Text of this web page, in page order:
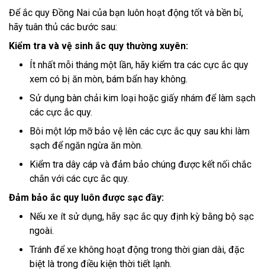
Để ắc quy Đồng Nai của bạn luôn hoạt động tốt và bền bỉ,
hãy tuân thủ các bước sau:
Kiểm tra và vệ sinh ắc quy thường xuyên:
Ít nhất mỗi tháng một lần, hãy kiểm tra các cực ắc quy
xem có bị ăn mòn, bám bẩn hay không.
Sử dụng bàn chải kim loại hoặc giấy nhám để làm sạch
các cực ắc quy.
Bôi một lớp mỡ bảo vệ lên các cực ắc quy sau khi làm
sạch để ngăn ngừa ăn mòn.
Kiểm tra dây cáp và đảm bảo chúng được kết nối chắc
chắn với các cực ắc quy.
Đảm bảo ắc quy luôn được sạc đầy:
Nếu xe ít sử dụng, hãy sạc ắc quy định kỳ bằng bộ sạc
ngoài.
Tránh để xe không hoạt động trong thời gian dài, đặc
biệt là trong điều kiện thời tiết lạnh.